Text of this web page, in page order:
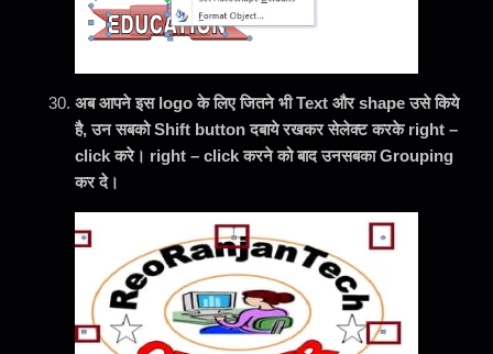
अब आपने इस logo के लिए जितने भी Text और shape उसे किये
है, उन सबको Shift button दबाये रखकर सेलेक्ट करके right –
click करे। right – click करने को बाद उनसबका Grouping
कर दे।